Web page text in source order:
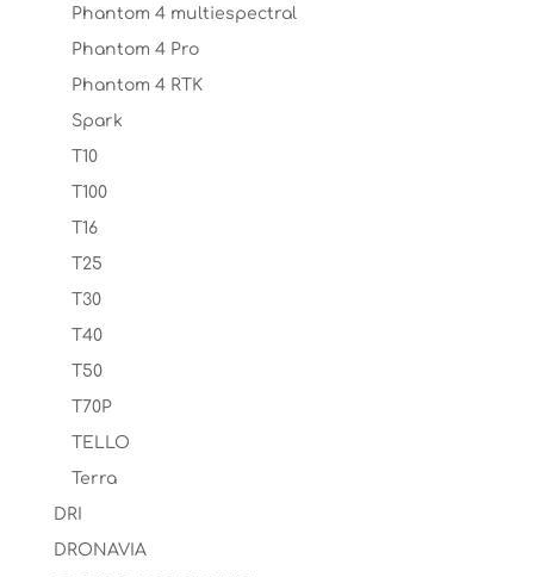
Phantom 4 multiespectral
Phantom 4 Pro
Phantom 4 RTK
Spark
T10
T100
T16
T25
T30
T40
T50
T70P
TELLO
Terra
DRI
DRONAVIA